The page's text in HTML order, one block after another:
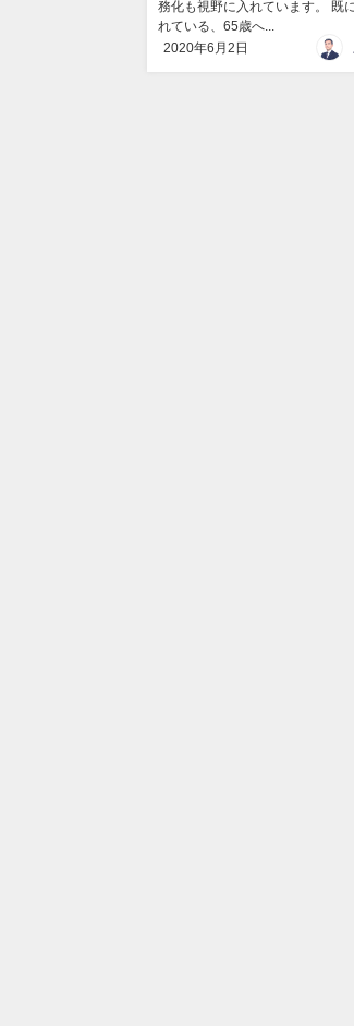
務化も視野に入れています。 既
れている、65歳へ...
2020年6月2日